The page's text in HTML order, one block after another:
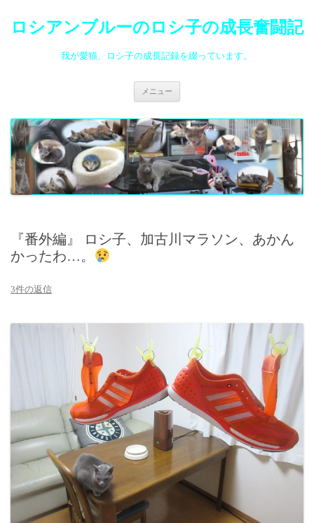
ロシアンブルーのロシ子の成長奮闘記
我が愛猫、ロシ子の成長記録を綴っています。
メニュー
ツ
へ
ス
キ
ッ
プ
『番外編』 ロシ子、加古川マラソン、あかん
かったわ…。
3件の返信